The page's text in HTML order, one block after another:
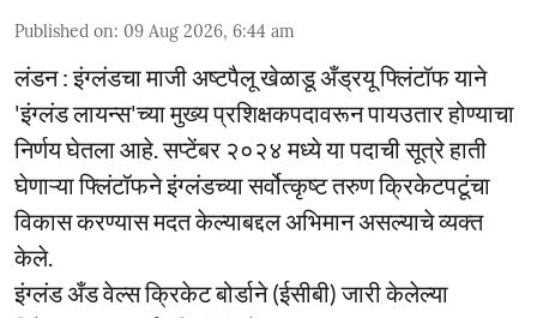
Published on: 09 Aug 2026, 6:44 am
लंडन : इंग्लंडचा माजी अष्टपैलू खेळाडू अँड्रयू फ्लिंटॉफ याने
'इंग्लंड लायन्स'च्या मुख्य प्रशिक्षकपदावरून पायउतार होण्याचा
निर्णय घेतला आहे. सप्टेंबर २०२४ मध्ये या पदाची सूत्रे हाती
घेणाऱ्या फ्लिंटॉफने इंग्लंडच्या सर्वोत्कृष्ट तरुण क्रिकेटपटूंचा
विकास करण्यास मदत केल्याबद्दल अभिमान असल्याचे व्यक्त
केले.
इंग्लंड अँड वेल्स क्रिकेट बोर्डाने (ईसीबी) जारी केलेल्या